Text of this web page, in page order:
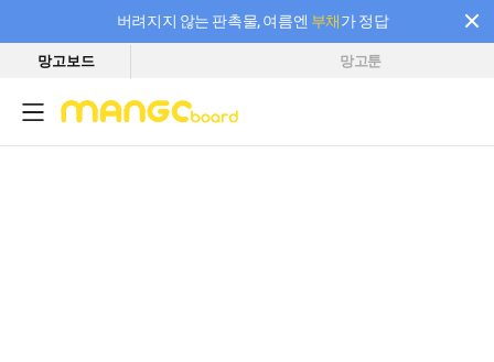
버려지지 않는 판촉물, 여름엔 부채가 정답
필요한 만큼 충전하고 끊김 없이 작업하세요! 새로워진 AI 부스터 요금제
망고보드 망고툰